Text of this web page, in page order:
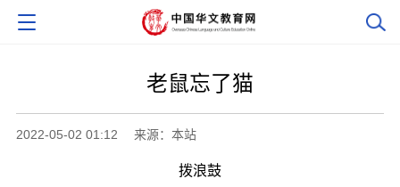
老鼠忘了猫
2022-05-02 01:12 来源：本站
拨浪鼓